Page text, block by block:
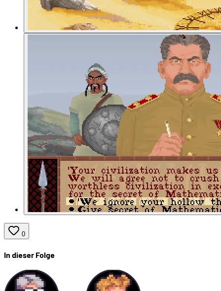
01:53:42 Protestierende Einwohner
01:53:52 Zeitungsartikel
Palast-Ausbau
Palast-Mix
01:57:02 Bedeutung der Grafik
01:58:34 Zum Vergleich: Die Grafik von SimEarth
01:59:04 Die Siedler: Mühsam und lästig?
02:04:26 Chris' Amerikaner haben Nuklearwaffen
0
In dieser Folge